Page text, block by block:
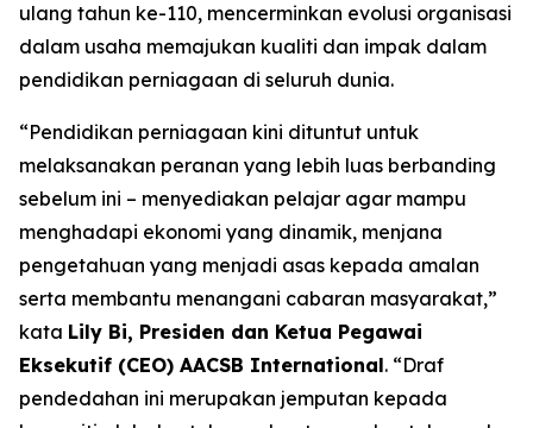
ulang tahun ke-110, mencerminkan evolusi organisasi
dalam usaha memajukan kualiti dan impak dalam
pendidikan perniagaan di seluruh dunia.
“Pendidikan perniagaan kini dituntut untuk
melaksanakan peranan yang lebih luas berbanding
sebelum ini – menyediakan pelajar agar mampu
menghadapi ekonomi yang dinamik, menjana
pengetahuan yang menjadi asas kepada amalan
serta membantu menangani cabaran masyarakat,”
kata Lily Bi, Presiden dan Ketua Pegawai
Eksekutif (CEO) AACSB International. “Draf
pendedahan ini merupakan jemputan kepada